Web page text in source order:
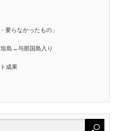
要らなかったもの」
島→与那国島入り
成果